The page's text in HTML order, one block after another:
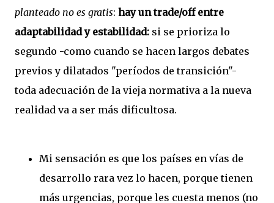
planteado no es gratis: hay un trade/off entre
adaptabilidad y estabilidad: si se prioriza lo
segundo -como cuando se hacen largos debates
previos y dilatados "períodos de transición"-
toda adecuación de la vieja normativa a la nueva
realidad va a ser más dificultosa.
Mi sensación es que los países en vías de
desarrollo rara vez lo hacen, porque tienen
más urgencias, porque les cuesta menos (no